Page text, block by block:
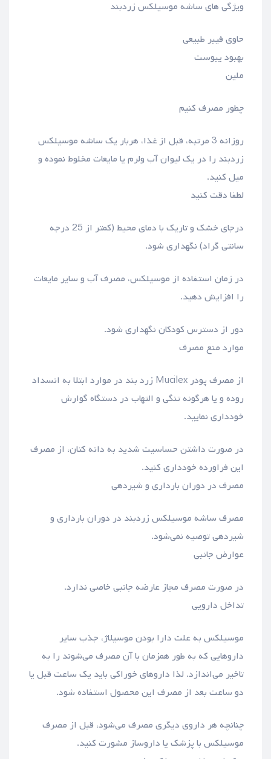
ویژگی های ساشه موسیلکس زردبند
حاوی فیبر طبیعی
بهبود یبوست
ملین
چطور مصرف کنیم
روزانه 3 مرتبه، قبل از غذا، هربار یک ساشه موسیلکس
زردبند را در یک لیوان آب ولرم یا مایعات مخلوط نموده و
میل کنید.
لطفا دقت کنید
درجای خشک و تاریک با دمای محیط (کمتر از 25 درجه
سانتی گراد) نگهداری شود.
در زمان استفاده از موسیلکس، مصرف آب و سایر مایعات
را افزایش دهید.
دور از دسترس کودکان نگهداری شود.
موارد منع مصرف
از مصرف پودر Mucilex زرد بند در موارد ابتلا به انسداد
روده و یا هرگونه تنگی و التهاب در دستگاه گوارش
خودداری نمایید.
در صورت داشتن حساسیت شدید به دانه کتان، از مصرف
این فراورده خودداری کنید.
مصرف در دوران بارداری و شیردهی
مصرف ساشه موسیلکس زردبند در دوران بارداری و
شیردهی توصیه نمی‌شود.
عوارض جانبی
در صورت مصرف مجاز عارضه جانبی خاصی ندارد.
تداخل دارویی
موسیلکس به علت دارا بودن موسیلاژ، جذب سایر
داروهایی که به طور همزمان با آن مصرف می‌شوند را به
تاخیر می‌اندازد. لذا داروهای خوراکی باید یک ساعت قبل یا
دو ساعت بعد از مصرف این محصول استفاده شود.
چنانچه هر داروی دیگری مصرف می‌شود، قبل از مصرف
موسیلکس با پزشک یا داروساز مشورت کنید.